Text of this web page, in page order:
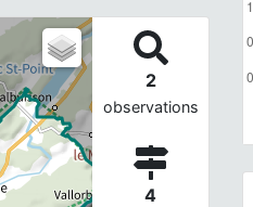
2
observations
4